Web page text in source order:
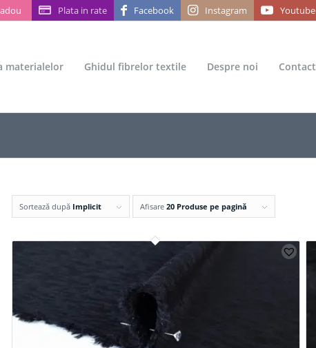
Plata in rate Facebook Instagram Youtube
materialelor Ghidul fibrelor textile Despre noi Contact
Sortează după Implicit Afisare 20 Produse pe pagină